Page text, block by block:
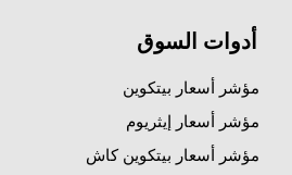
أدوات السوق
مؤشر أسعار بيتكوين
مؤشر أسعار إيثريوم
مؤشر أسعار بيتكوين كاش